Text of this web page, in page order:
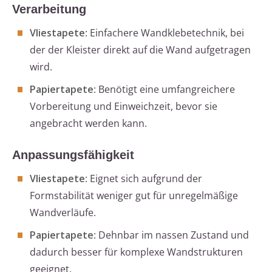
Verarbeitung
Vliestapete: Einfachere Wandklebetechnik, bei
der der Kleister direkt auf die Wand aufgetragen
wird.
Papiertapete: Benötigt eine umfangreichere
Vorbereitung und Einweichzeit, bevor sie
angebracht werden kann.
Anpassungsfähigkeit
Vliestapete: Eignet sich aufgrund der
Formstabilität weniger gut für unregelmäßige
Wandverläufe.
Papiertapete: Dehnbar im nassen Zustand und
dadurch besser für komplexe Wandstrukturen
geeignet.